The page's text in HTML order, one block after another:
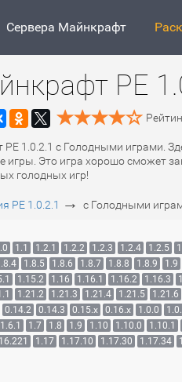
Сервера Майнкрафт
PE
1.0.2.1 с Голодными играми.
игры. Это игра хорошо сможет
голодных игр!
PE 1.0.2.1 → с Голодными
1.1 1.2.1 1.2.2 1.2.3 1.2.4 1.2.5
1.8.5 1.8.6 1.8.7 1.8.8 1.8.9 1.9
1.15.2 1.16 1.16.1 1.16.2 1.16.3
1.21.2 1.21.3 1.21.4 1.21.5 1.21.6
0.14.2 0.14.3 0.15.x 0.16.x 1.0.0
1.6.1 1.7 1.8 1.9 1.10 1.10.0 1.10.1
1.17 1.17.10 1.17.30 1.17.34